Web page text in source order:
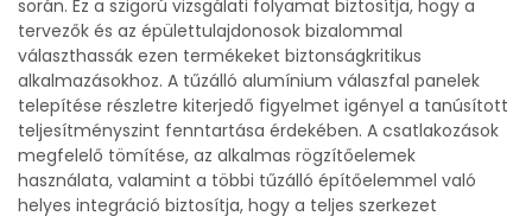
során. Ez a szigorú vizsgálati folyamat biztosítja, hogy a
tervezők és az épülettulajdonosok bizalommal
választhassák ezen termékeket biztonságkritikus
alkalmazásokhoz. A tűzálló alumínium válaszfal panelek
telepítése részletre kiterjedő figyelmet igényel a tanúsított
teljesítményszint fenntartása érdekében. A csatlakozások
megfelelő tömítése, az alkalmas rögzítőelemek
használata, valamint a többi tűzálló építőelemmel való
helyes integráció biztosítja, hogy a teljes szerkezet